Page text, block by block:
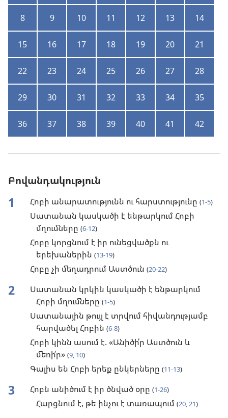
8 9 10 11 12 13 14
15 16 17 18 19 20 21
22 23 24 25 26 27 28
29 30 31 32 33 34 35
36 37 38 39 40 41 42
Բովանդակություն
1 Հոբի անարատությունն ու հարստությունը (1-5)
Սատանան կասկածի է ենթարկում Հոբի
մղումները (6-12)
Հոբը կորցնում է իր ունեցվածքն ու
երեխաներին (13-19)
Հոբը չի մեղադրում Աստծուն (20-22)
2
Սատանան կրկին կասկածի է ենթարկում
Հոբի մղումները (1-5)
Սատանային թույլ է տրվում հիվանդությամբ
հարվածել Հոբին (6-8)
Հոբի կինն ասում է. «Անիծի՛ր Աստծուն և
մեռի՛ր» (9, 10)
Գալիս են Հոբի երեք ընկերները (11-13)
3 Հոբն անիծում է իր ծնված օրը (1-26)
Հարցնում է, թե ինչու է տառապում (20, 21)